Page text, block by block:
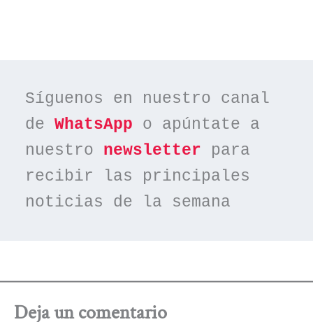
Síguenos en nuestro canal
de WhatsApp o apúntate a
nuestro newsletter para
recibir las principales
noticias de la semana
Deja un comentario